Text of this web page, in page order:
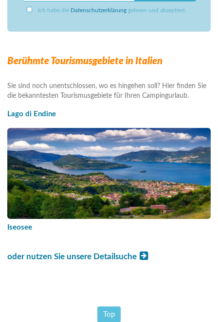
Ich habe die Datenschutzerklärung gelesen und akzeptiert.
Berühmte Tourismusgebiete in Italien
Sie sind noch unentschlossen, wo es hingehen soll? Hier finden Sie
die bekanntesten Tourismusgebiete für Ihren Campingurlaub.
Lago di Endine
Iseosee
oder nutzen Sie unsere Detailsuche
Top